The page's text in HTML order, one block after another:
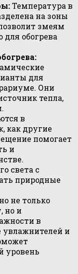
Температура в
на зоны
змеям
обогрева
для
Они
тепла,
в
как другие
помогает
и
света с
природные
не только
но и
в
увлажнителей и
уровень